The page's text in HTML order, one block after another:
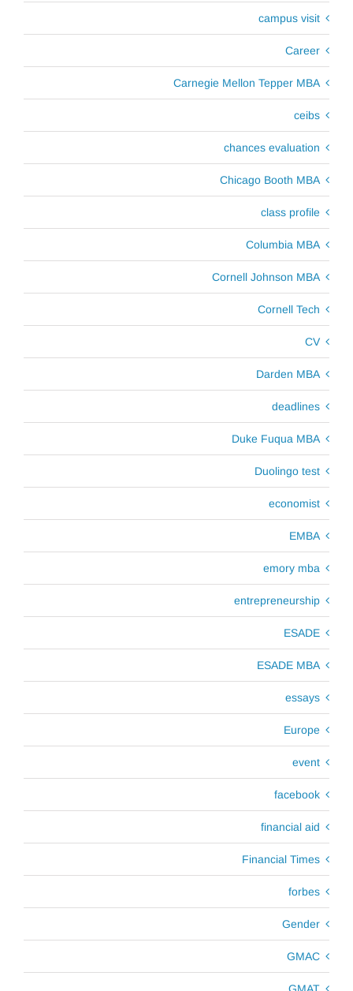
campus visit
Career
Carnegie Mellon Tepper MBA
ceibs
chances evaluation
Chicago Booth MBA
class profile
Columbia MBA
Cornell Johnson MBA
Cornell Tech
CV
Darden MBA
deadlines
Duke Fuqua MBA
Duolingo test
economist
EMBA
emory mba
entrepreneurship
ESADE
ESADE MBA
essays
Europe
event
facebook
financial aid
Financial Times
forbes
Gender
GMAC
GMAT